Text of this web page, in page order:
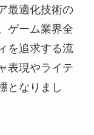
最適化技術の
ゲーム業界全
を追求する流
表現やライテ
となりまし